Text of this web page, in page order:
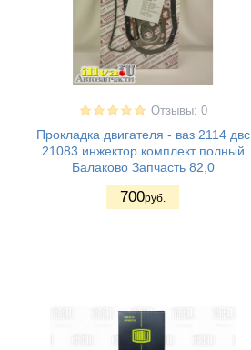
Отзывы: 0
Прокладка двигателя - ваз 2114 двс
21083 инжектор комплект полный
Балаково Запчасть 82,0
700руб.